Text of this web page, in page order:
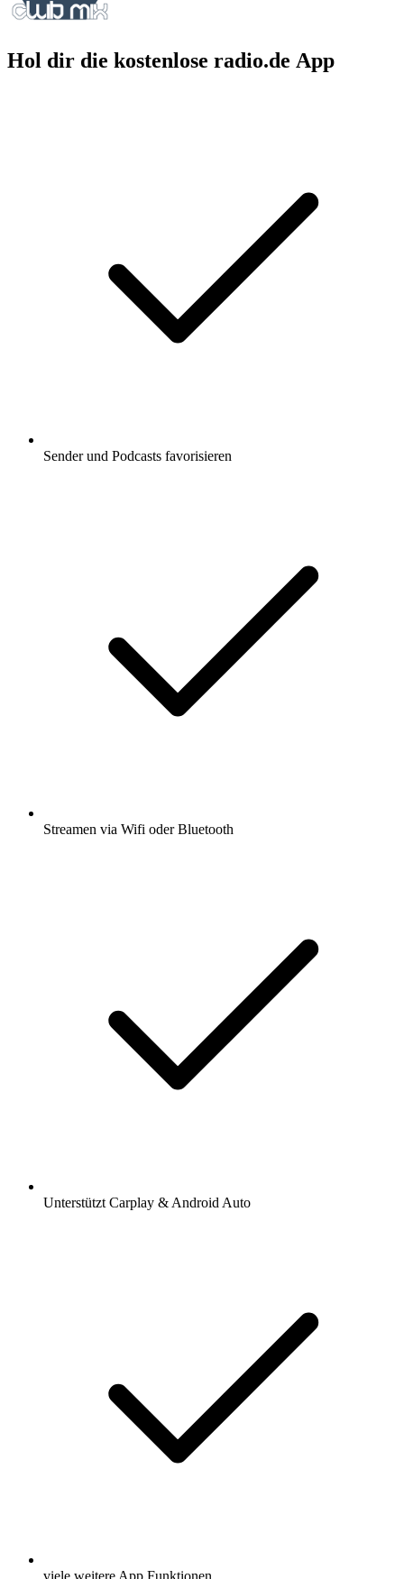
Hol dir die kostenlose radio.de App
Sender und Podcasts favorisieren
Streamen via Wifi oder Bluetooth
Unterstützt Carplay & Android Auto